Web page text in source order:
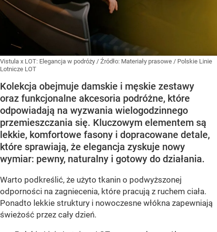
Vistula x LOT: Elegancja w podróży / Źródło: Materiały prasowe / Polskie Linie
Lotnicze LOT
Kolekcja obejmuje damskie i męskie zestawy
oraz funkcjonalne akcesoria podróżne, które
odpowiadają na wyzwania wielogodzinnego
przemieszczania się. Kluczowym elementem są
lekkie, komfortowe fasony i dopracowane detale,
które sprawiają, że elegancja zyskuje nowy
wymiar: pewny, naturalny i gotowy do działania.
Warto podkreślić, że użyto tkanin o podwyższonej
odporności na zagniecenia, które pracują z ruchem ciała.
Ponadto lekkie struktury i nowoczesne włókna zapewniają
świeżość przez cały dzień.